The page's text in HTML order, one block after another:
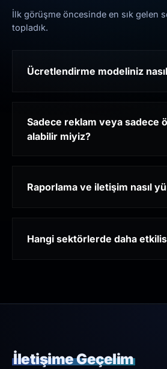
İlk görüşme öncesinde en sık gelen
topladık.
Ücretlendirme modeliniz
Sadece reklam veya sadece
alabilir miyiz?
Raporlama ve iletişim nasıl
Hangi sektörlerde daha
İletişime Geçelim